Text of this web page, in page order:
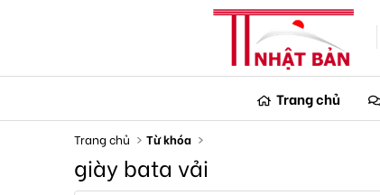
Trang chủ
Trang chủ Từ khóa
giày bata vải